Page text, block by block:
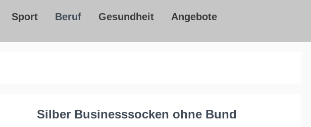
Sport Beruf Gesundheit Angebote
Silber Businesssocken ohne Bund